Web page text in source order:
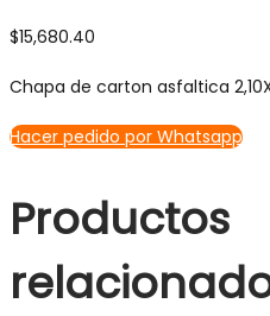
$15,680.40
Chapa de carton asfaltica
Hacer pedido por Whatsapp
Productos